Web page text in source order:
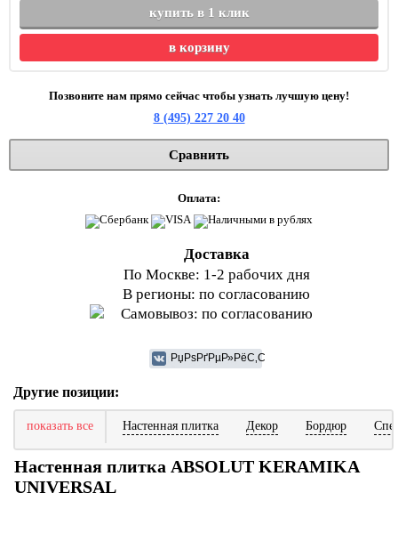
купить в 1 клик
в корзину
Позвоните нам прямо сейчас чтобы узнать лучшую цену!
8 (495) 227 20 40
Сравнить
Оплата:
Доставка
По Москве: 1-2 рабочих дня
В регионы: по согласованию
Самовывоз: по согласованию
Другие позиции:
показать все Настенная плитка Декор Бордюр
Настенная плитка ABSOLUT KERAMIKA
UNIVERSAL